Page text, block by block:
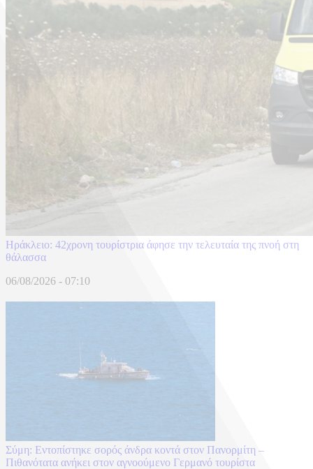
Ηράκλειο: 42χρονη τουρίστρια άφησε την τελευταία της πνοή στη
θάλασσα
06/08/2026 - 07:10
Σύμη: Εντοπίστηκε σορός άνδρα κοντά στον Πανορμίτη –
Πιθανότατα ανήκει στον αγνοούμενο Γερμανό τουρίστα